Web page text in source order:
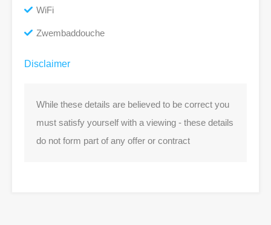
WiFi
Zwembaddouche
Disclaimer
While these details are believed to be correct you
must satisfy yourself with a viewing - these details
do not form part of any offer or contract